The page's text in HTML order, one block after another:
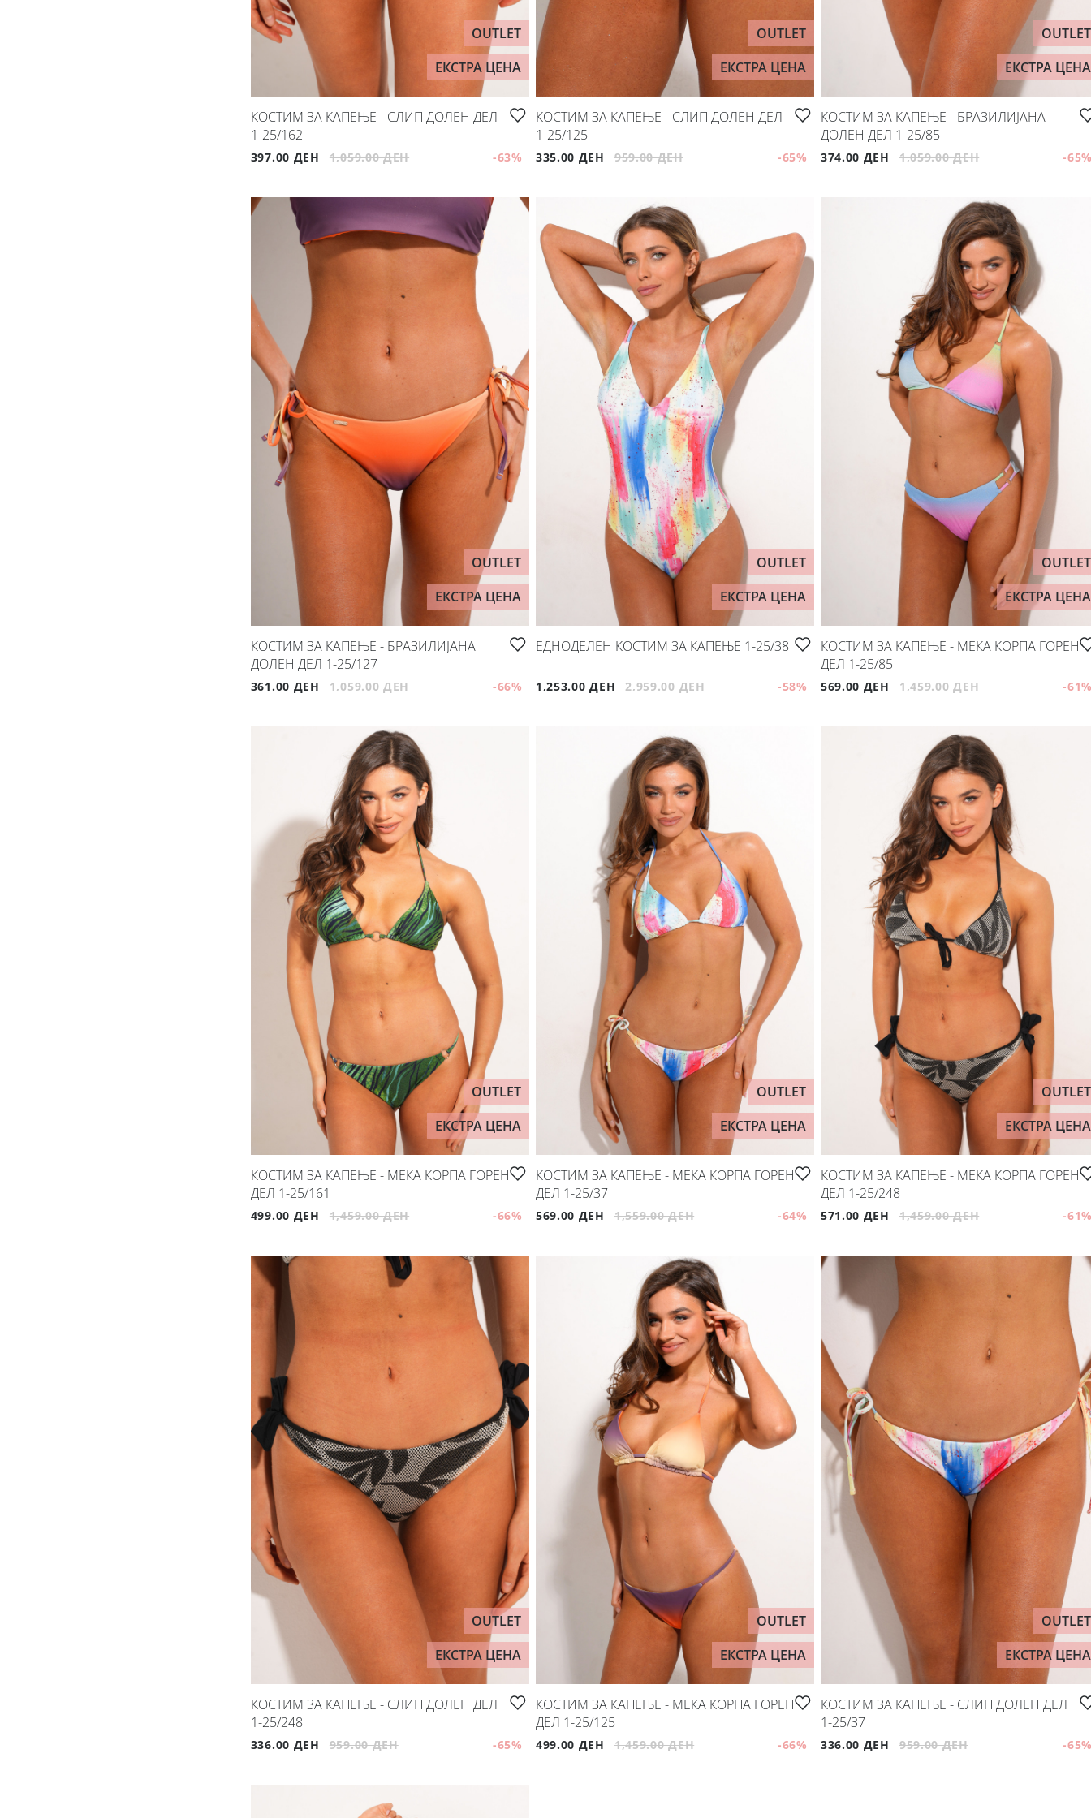
OUTLET
ЕКСТРА ЦЕНА
КОСТИМ ЗА КАПЕЊЕ - СЛИП ДОЛЕН ДЕЛ
1-25/162
397.00 ДЕН 1,059.00 ДЕН -63%
OUTLET
ЕКСТРА ЦЕНА
КОСТИМ ЗА КАПЕЊЕ - СЛИП ДОЛЕН ДЕЛ
1-25/125
335.00 ДЕН 959.00 ДЕН -65%
OUTLET
ЕКСТРА ЦЕНА
КОСТИМ ЗА КАПЕЊЕ - БРАЗИЛИЈАНА
ДОЛЕН ДЕЛ 1-25/85
374.00 ДЕН 1,059.00 ДЕН -65
OUTLET
ЕКСТРА ЦЕНА
КОСТИМ ЗА КАПЕЊЕ - БРАЗИЛИЈАНА
ДОЛЕН ДЕЛ 1-25/127
361.00 ДЕН 1,059.00 ДЕН -66%
OUTLET
ЕКСТРА ЦЕНА
ЕДНОДЕЛЕН КОСТИМ ЗА КАПЕЊЕ 1-25/38
1,253.00 ДЕН 2,959.00 ДЕН -58%
OUTLET
ЕКСТРА ЦЕНА
КОСТИМ ЗА КАПЕЊЕ - МЕКА КОРПА ГОРЕН
ДЕЛ 1-25/85
569.00 ДЕН 1,459.00 ДЕН -61
OUTLET
ЕКСТРА ЦЕНА
КОСТИМ ЗА КАПЕЊЕ - МЕКА КОРПА ГОРЕН
ДЕЛ 1-25/161
499.00 ДЕН 1,459.00 ДЕН -66%
OUTLET
ЕКСТРА ЦЕНА
КОСТИМ ЗА КАПЕЊЕ - МЕКА КОРПА ГОРЕН
ДЕЛ 1-25/37
569.00 ДЕН 1,559.00 ДЕН -64%
OUTLET
ЕКСТРА ЦЕНА
КОСТИМ ЗА КАПЕЊЕ - МЕКА КОРПА ГОРЕН
ДЕЛ 1-25/248
571.00 ДЕН 1,459.00 ДЕН -61
OUTLET
ЕКСТРА ЦЕНА
КОСТИМ ЗА КАПЕЊЕ - СЛИП ДОЛЕН ДЕЛ
1-25/248
336.00 ДЕН 959.00 ДЕН -65%
OUTLET
ЕКСТРА ЦЕНА
КОСТИМ ЗА КАПЕЊЕ - МЕКА КОРПА ГОРЕН
ДЕЛ 1-25/125
499.00 ДЕН 1,459.00 ДЕН -66%
OUTLET
ЕКСТРА ЦЕНА
КОСТИМ ЗА КАПЕЊЕ - СЛИП ДОЛЕН ДЕЛ
1-25/37
336.00 ДЕН 959.00 ДЕН -65